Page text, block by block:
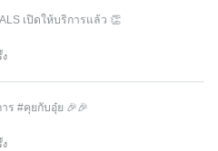
เปิดให้บริการแล้ว 👏
ง
ร #คุยกับอุ๋ย 🎉🎉
ง